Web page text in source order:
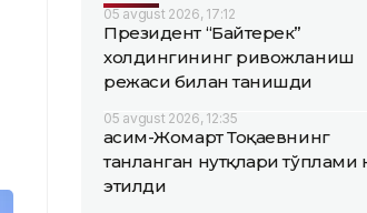
05 avgust 2026, 17:12
Президент “Байтерек”
холдингининг ривожланиш
режаси билан танишди
05 avgust 2026, 12:35
Қасим-Жомарт Тоқаевнинг
танланган нутқлари
этилди